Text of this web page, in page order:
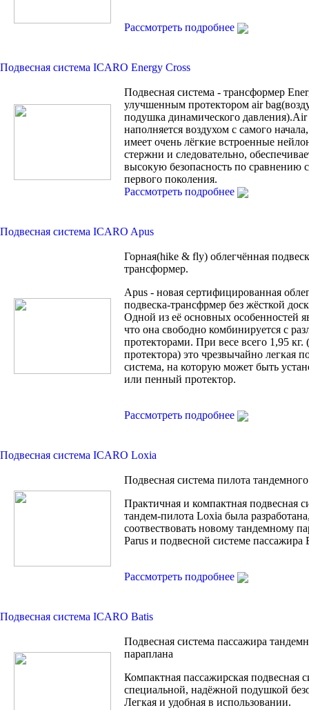
Рассмотреть подробнее
Подвесная система ICARO Energy Cross
Подвесная система - трансформер
улучшенным протектором air
подушка динамического давления).Air
наполняется воздухом с самого
имеет очень лёгкие встроенные
стержни и следовательно,
высокую безопасность по сравнению
первого поколения.
Рассмотреть подробнее
Подвесная система ICARO Apus
Горная(hike & fly) облегчённая
трансформер.
Apus - новая сертифицированная
подвеска-трансфрмер без жёсткой
Одной из её основных особенностей
что она свободно комбинируется с
протекторами. При весе всего 1,95 кг.
протектора) это чрезвычайно легкая
система, на которую может быть
или пенный протектор.
Рассмотреть подробнее
Подвесная система ICARO Loxia
Подвесная система пилота
Практичная и компактная подвесная
тандем-пилота Loxia была
соотвествовать новому тандемному
Parus и подвесной системе пассажира
Рассмотреть подробнее
Подвесная система ICARO Batis
Подвесная система пассажира
параплана
Компактная пассажирская подвесная
специальной, надёжной подушкой
Легкая и удобная в использовании.